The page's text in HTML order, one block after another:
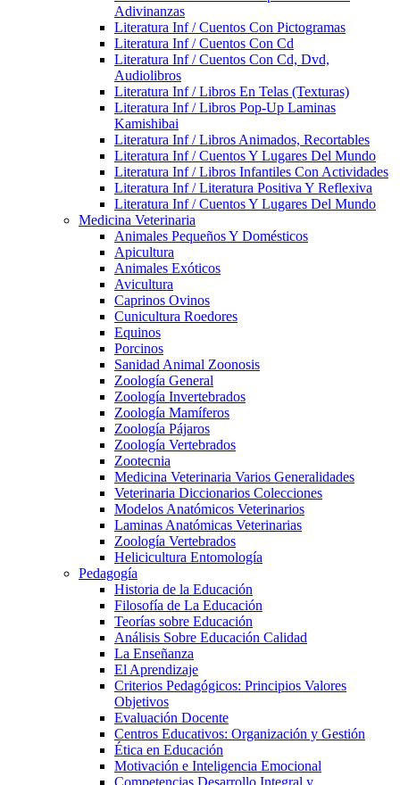
Adivinanzas
Literatura Inf / Cuentos Con Pictogramas
Literatura Inf / Cuentos Con Cd
Literatura Inf / Cuentos Con Cd, Dvd,
Audiolibros
Literatura Inf / Libros En Telas (Texturas)
Literatura Inf / Libros Pop-Up Laminas
Kamishibai
Literatura Inf / Libros Animados, Recortables
Literatura Inf / Cuentos Y Lugares Del Mundo
Literatura Inf / Libros Infantiles Con Actividades
Literatura Inf / Literatura Positiva Y Reflexiva
Literatura Inf / Cuentos Y Lugares Del Mundo
Medicina Veterinaria
Animales Pequeños Y Domésticos
Apicultura
Animales Exóticos
Avicultura
Caprinos Ovinos
Cunicultura Roedores
Equinos
Porcinos
Sanidad Animal Zoonosis
Zoología General
Zoología Invertebrados
Zoología Mamíferos
Zoología Pájaros
Zoología Vertebrados
Zootecnia
Medicina Veterinaria Varios Generalidades
Veterinaria Diccionarios Colecciones
Modelos Anatómicos Veterinarios
Laminas Anatómicas Veterinarias
Zoología Vertebrados
Helicicultura Entomología
Pedagogía
Historia de la Educación
Filosofía de La Educación
Teorías sobre Educación
Análisis Sobre Educación Calidad
La Enseñanza
El Aprendizaje
Criterios Pedagógicos: Principios Valores
Objetivos
Evaluación Docente
Centros Educativos: Organización y Gestión
Ética en Educación
Motivación e Inteligencia Emocional
Competencias Desarrollo Integral y